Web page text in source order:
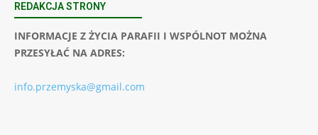
REDAKCJA STRONY
INFORMACJE Z ŻYCIA PARAFII I WSPÓLNOT MOŻNA
PRZESYŁAĆ NA ADRES:
info.przemyska@gmail.com